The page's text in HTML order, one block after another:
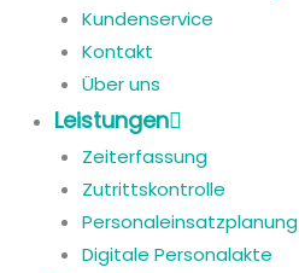
Kundenservice
Kontakt
Über uns
Leistungen
Zeiterfassung
Zutrittskontrolle
Personaleinsatzplanung
Digitale Personalakte